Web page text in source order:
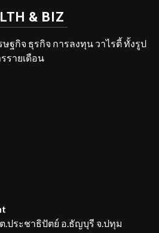
& BIZ
ฐกิจ ธุรกิจ การลงทุน วาไรตี้ ทั้งรูป
รายเดือน
.ประชาธิปัตย์ อ.ธัญบุรี จ.ปทุม